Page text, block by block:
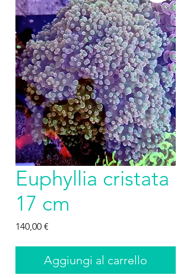
Euphyllia cristata
17 cm
140,00 €
Aggiungi al carrello